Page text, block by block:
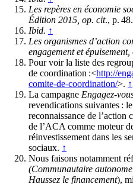
Les repères en économie
Édition 2015, op. cit., p. 48.
Ibid. ↑
Les organismes d’action
engagement et
Pour voir la liste des
de coordination :<http://
comite-de-coordination/>. ↑
La campagne Engagez-
revendications suivantes :
reconnaissance de l’action
de l’ACA comme moteur
réinvestissement dans les
sociaux. ↑
Nous faisons notamment
(Communautaire
Haussez le financement),